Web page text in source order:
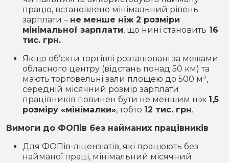
працю, встановлено мінімальний рівень
зарплати – не менше ніж 2 розміри
мінімальної зарплати, що нині становить 16
тис. грн.
Якщо об’єкти торгівлі розташовані за межами
обласного центру (відстань понад 50 км) та
мають торговельні зали площею до 500 м²,
середній місячний розмір зарплати
працівників повинен бути не меншим ніж 1,5
розміру «мінімалки», тобто 12 тис. грн.
Вимоги до ФОПів без найманих працівників
Для ФОПів-ліцензіатів, які працюють без
найманої праці, мінімальний місячний